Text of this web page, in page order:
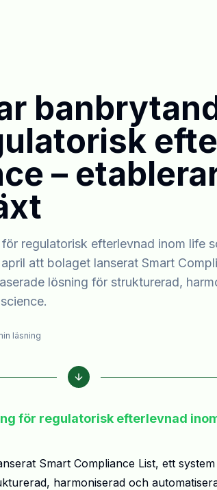
–
regulatorisk efterlevnad inom life
att bolaget lanserat Smart
lösning för strukturerad,
läsning
för regulatorisk efterlevnad
Smart Compliance List, ett
harmoniserad och